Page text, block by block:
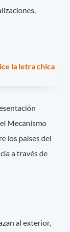
la letra chica
Mecanismo
los países del
a través de
al exterior,